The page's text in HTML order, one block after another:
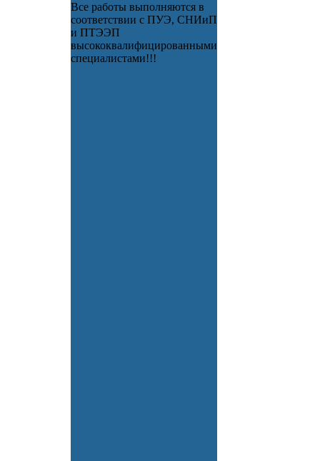
Все работы выполняются в
соответствии с ПУЭ, СНИиП
и ПТЭЭП
высококвалифицированными
специалистами!!!